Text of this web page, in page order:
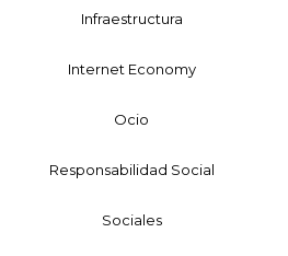
Infraestructura
Internet Economy
Ocio
Responsabilidad Social
Sociales